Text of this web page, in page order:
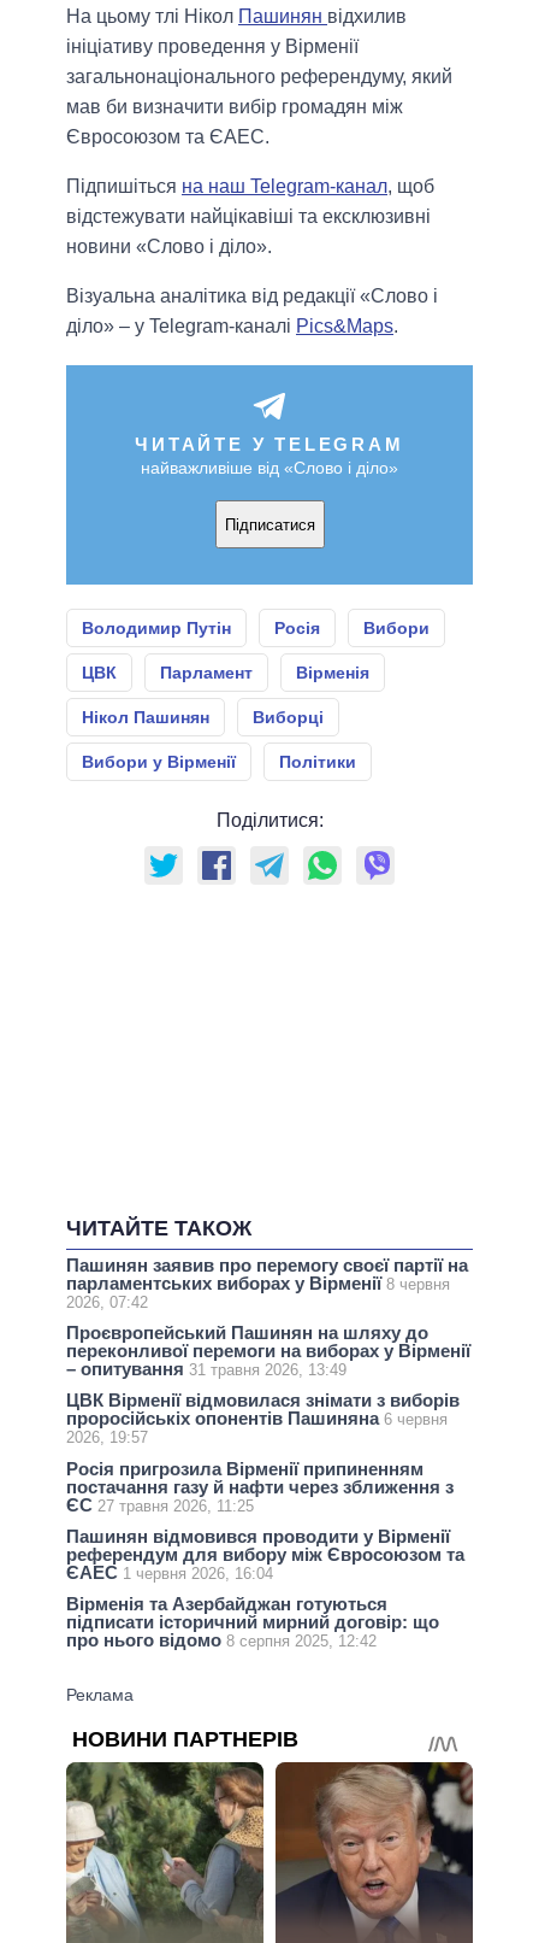
На цьому тлі Нікол Пашинян відхилив
ініціативу проведення у Вірменії
загальнонаціонального референдуму, який
мав би визначити вибір громадян між
Євросоюзом та ЄАЕС.
Підпишіться на наш Telegram-канал, щоб
відстежувати найцікавіші та ексклюзивні
новини «Слово і діло».
Візуальна аналітика від редакції «Слово і
діло» – у Telegram-каналі Pics&Maps.
ЧИТАЙТЕ У TELEGRAM
найважливіше від «Слово і діло»
Підписатися
Володимир Путін Росія Вибори
ЦВК Парламент Вірменія
Нікол Пашинян Виборці
Вибори у Вірменії Політики
Поділитися:
ЧИТАЙТЕ ТАКОЖ
Пашинян заявив про перемогу своєї партії на
парламентських виборах у Вірменії 8 червня
2026, 07:42
Проєвропейський Пашинян на шляху до
переконливої перемоги на виборах у Вірменії
– опитування 31 травня 2026, 13:49
ЦВК Вірменії відмовилася знімати з виборів
проросійськіх опонентів Пашиняна 6 червня
2026, 19:57
Росія пригрозила Вірменії припиненням
постачання газу й нафти через зближення з
ЄС 27 травня 2026, 11:25
Пашинян відмовився проводити у Вірменії
референдум для вибору між Євросоюзом та
ЄАЕС 1 червня 2026, 16:04
Вірменія та Азербайджан готуються
підписати історичний мирний договір: що
про нього відомо 8 серпня 2025, 12:42